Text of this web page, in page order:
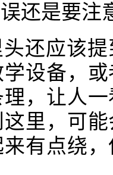
还是要注
还应该
设备，
，让人
里，可
有点绕